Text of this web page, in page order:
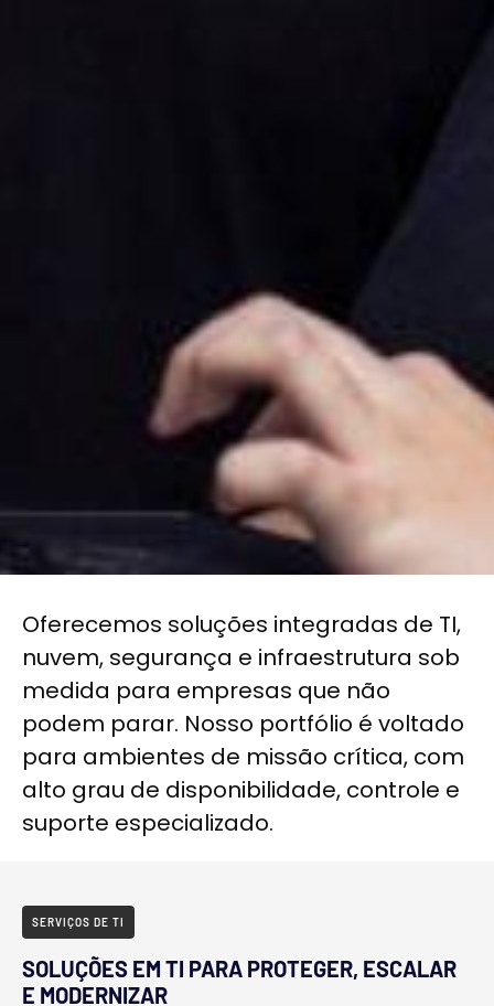
Oferecemos soluções integradas de TI,
nuvem, segurança e infraestrutura sob
medida para empresas que não
podem parar. Nosso portfólio é voltado
para ambientes de missão crítica, com
alto grau de disponibilidade, controle e
suporte especializado.
SERVIÇOS DE TI
SOLUÇÕES EM TI PARA PROTEGER, ESCALAR
E MODERNIZAR